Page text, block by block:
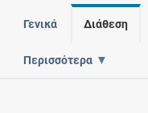
Γενικά Διάθεση
Περισσότερα